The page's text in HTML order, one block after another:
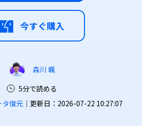
今すぐ購入
森川 颯
5分で読める
タ復元｜更新日：2026-07-22 10:27:07